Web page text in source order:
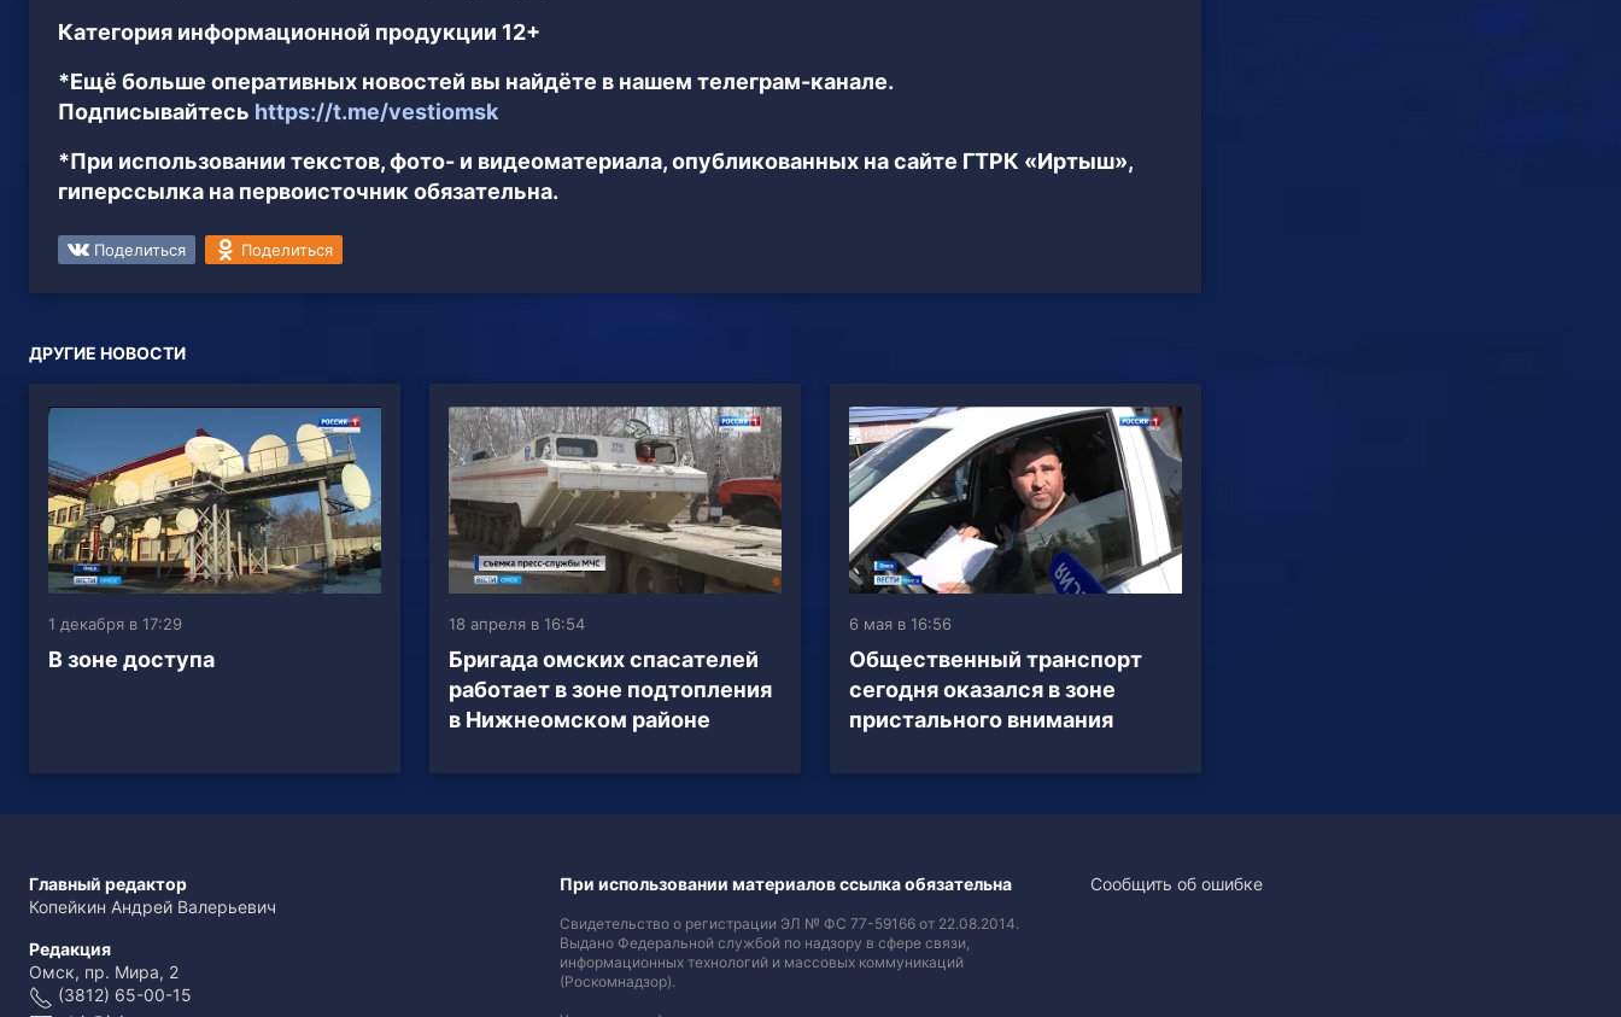
Категория информационной продукции 12+
*Ещё больше оперативных новостей вы найдёте в нашем телеграм-канале.
Подписывайтесь https://t.me/vestiomsk
*При использовании текстов, фото- и видеоматериала, опубликованных на сайте ГТРК «Иртыш»,
гиперссылка на первоисточник обязательна.
Поделиться Поделиться
ДРУГИЕ НОВОСТИ
1 декабря в 17:29
В зоне доступа
18 апреля в 16:54
Бригада омских спасателей
работает в зоне подтопления
в Нижнеомском районе
6 мая в 16:56
Общественный транспорт
сегодня оказался в зоне
пристального внимания
Главный редактор
Копейкин Андрей Валерьевич
Редакция
Омск, пр. Мира, 2
(3812) 65-00-15
При использовании материалов ссылка обязательна
Свидетельство о регистрации ЭЛ № ФС 77-59166 от 22.08.2014.
Выдано Федеральной службой по надзору в сфере связи,
информационных технологий и массовых коммуникаций
(Роскомнадзор).
Сообщить об ошибке